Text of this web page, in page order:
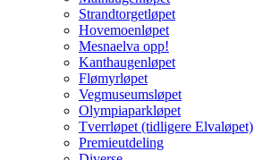
Strandtorgetløpet
Hovemoenløpet
Mesnaelva opp!
Kanthaugenløpet
Flømyrløpet
Vegmuseumsløpet
Olympiaparkløpet
Tverrløpet (tidligere Elvaløpet)
Premieutdeling